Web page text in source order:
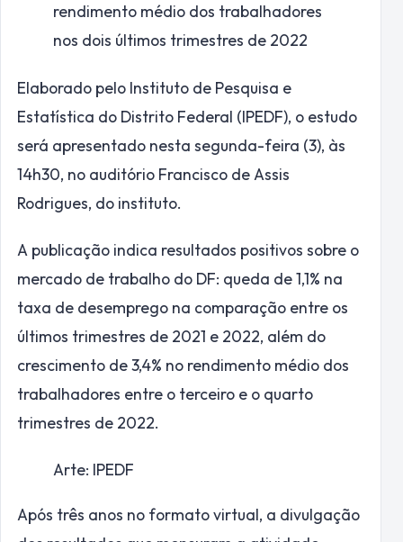
rendimento médio dos trabalhadores
nos dois últimos trimestres de 2022
Elaborado pelo Instituto de Pesquisa e
Estatística do Distrito Federal (IPEDF), o estudo
será apresentado nesta segunda-feira (3), às
14h30, no auditório Francisco de Assis
Rodrigues, do instituto.
A publicação indica resultados positivos sobre o
mercado de trabalho do DF: queda de 1,1% na
taxa de desemprego na comparação entre os
últimos trimestres de 2021 e 2022, além do
crescimento de 3,4% no rendimento médio dos
trabalhadores entre o terceiro e o quarto
trimestres de 2022.
Arte: IPEDF
Após três anos no formato virtual, a divulgação